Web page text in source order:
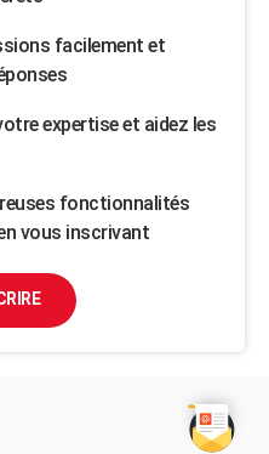
facilement et
expertise et aidez les
fonctionnalités
vous inscrivant